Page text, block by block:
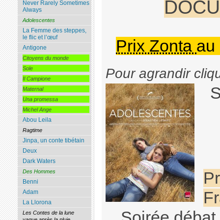
Prix Zonta au
Pour agrandir
Never Rarely Sometimes
Always
Adolescentes
La Femme des steppes,
le flic et l’œuf
Antigone
Citoyens du monde
Sole
Il Campione
Maternal
Una promessa
Michel Ange
Abou Leila
Ragtime
Jinpa, un conte tibétain
Deux
Dark Waters
Des Hommes
Benni
Adam
La Llorona
Les Contes de la lune